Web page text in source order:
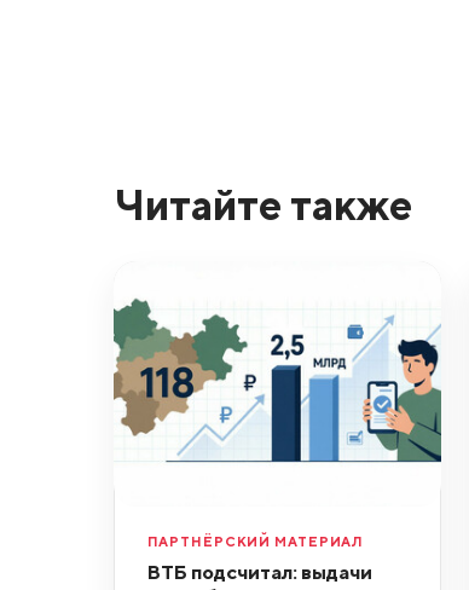
Читайте также
ПАРТНЁРСКИЙ МАТЕРИАЛ
ВТБ подсчитал: выдачи